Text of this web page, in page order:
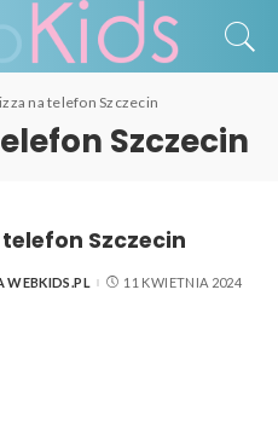
na telefon Szczecin
Szczecin
telefon Szczecin
WEBKIDS.PL 11 KWIETNIA 2024